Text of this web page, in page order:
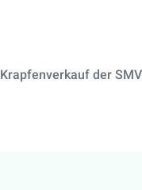
Krapfenverkauf der SMV